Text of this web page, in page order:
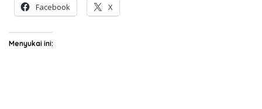
Facebook X
Menyukai ini: